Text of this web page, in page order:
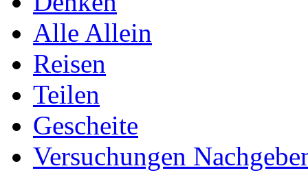
Alle Allein
Reisen
Teilen
Gescheite
Versuchungen